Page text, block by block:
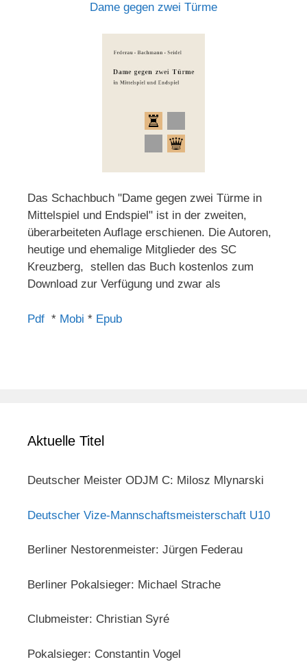
Dame gegen zwei Türme
Das Schachbuch "Dame gegen zwei Türme in
Mittelspiel und Endspiel" ist in der zweiten,
überarbeiteten Auflage erschienen. Die Autoren,
heutige und ehemalige Mitglieder des SC
Kreuzberg, stellen das Buch kostenlos zum
Download zur Verfügung und zwar als
Pdf * Mobi * Epub
Aktuelle Titel
Deutscher Meister ODJM C: Milosz Mlynarski
Deutscher Vize-Mannschaftsmeisterschaft U10
Berliner Nestorenmeister: Jürgen Federau
Berliner Pokalsieger: Michael Strache
Clubmeister: Christian Syré
Pokalsieger: Constantin Vogel